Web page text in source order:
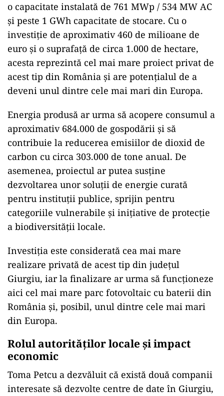
o capacitate instalată de 761 MWp / 534 MW AC
și peste 1 GWh capacitate de stocare. Cu o
investiție de aproximativ 460 de milioane de
euro și o suprafață de circa 1.000 de hectare,
acesta reprezintă cel mai mare proiect privat de
acest tip din România și are potențialul de a
deveni unul dintre cele mai mari din Europa.
Energia produsă ar urma să acopere consumul a
aproximativ 684.000 de gospodării și să
contribuie la reducerea emisiilor de dioxid de
carbon cu circa 303.000 de tone anual. De
asemenea, proiectul ar putea susține
dezvoltarea unor soluții de energie curată
pentru instituții publice, sprijin pentru
categoriile vulnerabile și inițiative de protecție
a biodiversității locale.
Investiția este considerată cea mai mare
realizare privată de acest tip din județul
Giurgiu, iar la finalizare ar urma să funcționeze
aici cel mai mare parc fotovoltaic cu baterii din
România și, posibil, unul dintre cele mai mari
din Europa.
Rolul autorităților locale și impact
economic
Toma Petcu a dezvăluit că există două companii
interesate să dezvolte centre de date în Giurgiu,